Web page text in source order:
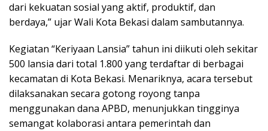
dari kekuatan sosial yang aktif, produktif, dan
berdaya,” ujar Wali Kota Bekasi dalam sambutannya.
Kegiatan “Keriyaan Lansia” tahun ini diikuti oleh sekitar
500 lansia dari total 1.800 yang terdaftar di berbagai
kecamatan di Kota Bekasi. Menariknya, acara tersebut
dilaksanakan secara gotong royong tanpa
menggunakan dana APBD, menunjukkan tingginya
semangat kolaborasi antara pemerintah dan